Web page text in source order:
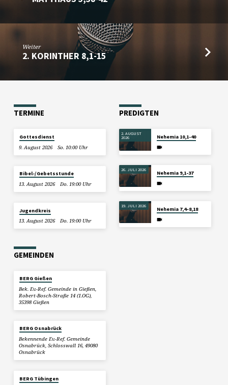
Weiter
2. KORINTHER 8,1-15
TERMINE
Gottesdienst
9. August 2026
So. 10:00 Uhr
Bibel-/Gebetsstunde
13. August 2026
Do. 19:00 Uhr
Jugendkreis
13. August 2026
Do. 19:00 Uhr
PREDIGTEN
2. AUGUST
2026 Nehemia 10,1-40
26. JULI 2026
Nehemia 9,1-37
19. JULI 2026
Nehemia 7,4–8,18
GEMEINDEN
BERG Gießen
Bek. Ev.-Ref. Gemeinde in Gießen,
Robert-Bosch-Straße 14 (1.OG),
35398 Gießen
BERG Osnabrück
Bekennende Ev.-Ref. Gemeinde
Osnabrück, Schlosswall 16, 49080
Osnabrück
BERG Tübingen